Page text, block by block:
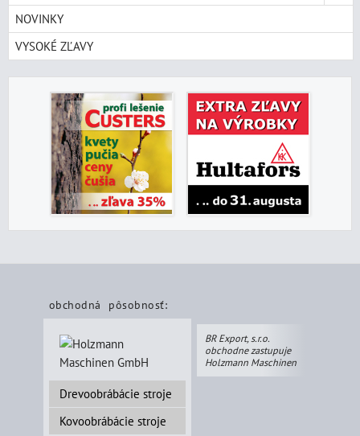
NOVINKY
VYSOKÉ ZĽAVY
obchodná pôsobnosť:
Drevoobrábácie stroje
Kovoobrábácie stroje
BR Export, s.r.o.
obchodne zastupuje
Holzmann Maschinen